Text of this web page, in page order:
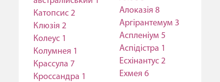
Катопсис 2
Клюзія 2
Колеус 1
Колумнея 1
Крассула 7
Кроссандра 1
Алоказія 8
Аргірантемум 3
Аспленіум 5
Аспідістра 1
Есхінантус 2
Ехмея 6